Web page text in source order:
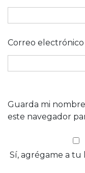
Correo electrónico
Guarda mi
este navegador
Sí, agrégame a tu